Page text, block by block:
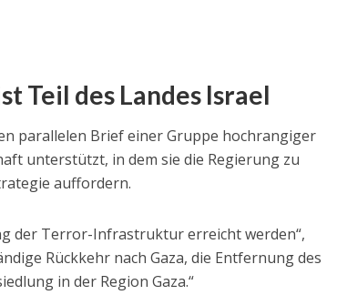
Teil des Landes Israel
parallelen Brief einer Gruppe hochrangiger
unterstützt, in dem sie die Regierung zu
auffordern.
der Terror-Infrastruktur erreicht werden“,
Rückkehr nach Gaza, die Entfernung des
in der Region Gaza.“